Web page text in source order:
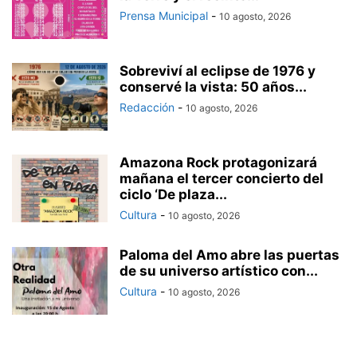
Prensa Municipal - 10 agosto, 2026
Sobreviví al eclipse de 1976 y
conservé la vista: 50 años...
Redacción - 10 agosto, 2026
Amazona Rock protagonizará
mañana el tercer concierto del
ciclo ‘De plaza...
Cultura - 10 agosto, 2026
Paloma del Amo abre las puertas
de su universo artístico con...
Cultura - 10 agosto, 2026